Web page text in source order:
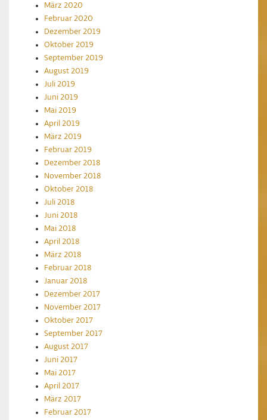
März 2020
Februar 2020
Dezember 2019
Oktober 2019
September 2019
August 2019
Juli 2019
Juni 2019
Mai 2019
April 2019
März 2019
Februar 2019
Dezember 2018
November 2018
Oktober 2018
Juli 2018
Juni 2018
Mai 2018
April 2018
März 2018
Februar 2018
Januar 2018
Dezember 2017
November 2017
Oktober 2017
September 2017
August 2017
Juni 2017
Mai 2017
April 2017
März 2017
Februar 2017